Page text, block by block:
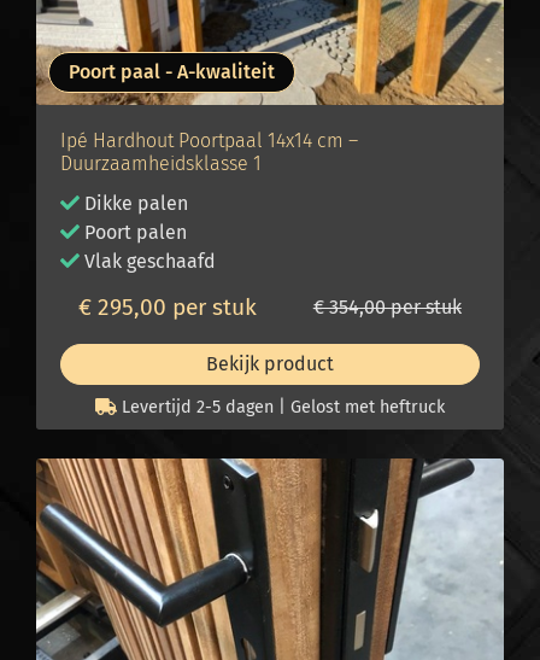
Poort paal - A-kwaliteit
Ipé Hardhout Poortpaal 14x14 cm –
Duurzaamheidsklasse 1
Dikke palen
Poort palen
Vlak geschaafd
€ 295,00 per stuk € 354,00 per stuk
Bekijk product
Levertijd 2-5 dagen | Gelost met heftruck